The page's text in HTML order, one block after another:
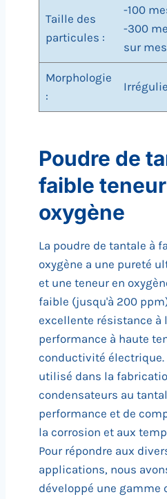
Taille des
particules :
-100
-300
sur
Morphologie
:
Poudre de
faible
oxygène
La poudre de tantale à
oxygène a une pureté
et une teneur en
faible (jusqu'à 200
excellente résistance à
performance à haute
conductivité
utilisé dans la
condensateurs au
performance et de
la corrosion et aux
Pour répondre aux
applications, nous
développé une gamme